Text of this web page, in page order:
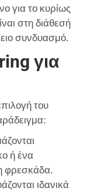
για το κυρίως
στη διάθεσή
συνδυασμό.
για
του
ή ένα
φρεσκάδα.
ιδανικά